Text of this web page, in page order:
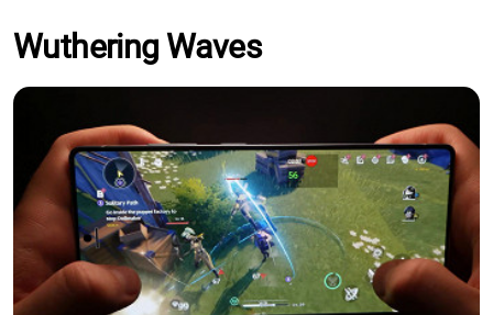
Wuthering Waves